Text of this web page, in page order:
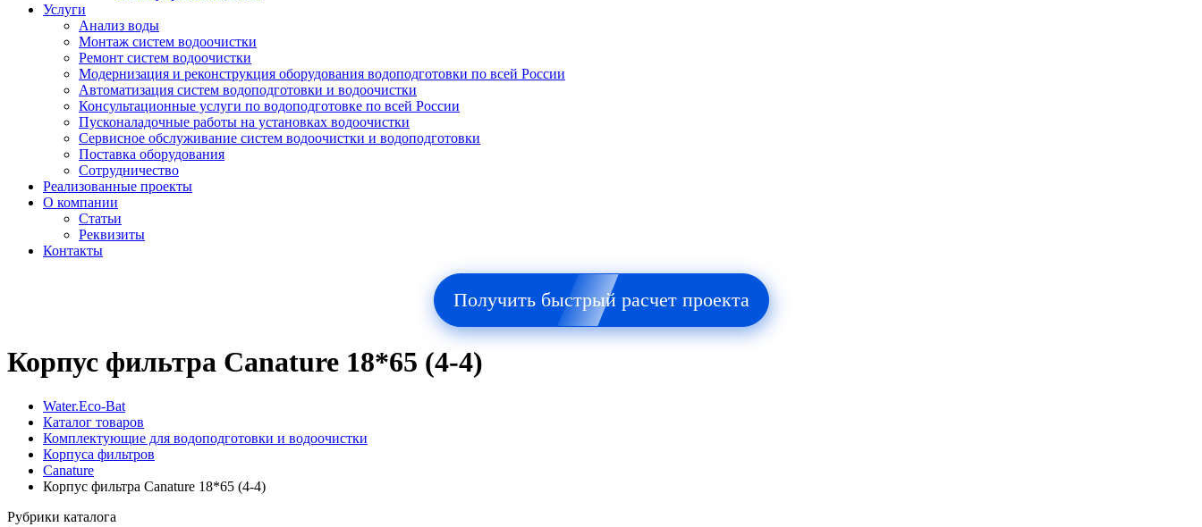
Услуги
Анализ воды
Монтаж систем водоочистки
Ремонт систем водоочистки
Модернизация и реконструкция оборудования водоподготовки по всей России
Автоматизация систем водоподготовки и водоочистки
Консультационные услуги по водоподготовке по всей России
Пусконаладочные работы на установках водоочистки
Сервисное обслуживание систем водоочистки и водоподготовки
Поставка оборудования
Сотрудничество
Реализованные проекты
О компании
Cтатьи
Реквизиты
Контакты
Получить быстрый расчет проекта
Корпус фильтра Canature 18*65 (4-4)
Water.Eco-Bat
Каталог товаров
Комплектующие для водоподготовки и водоочистки
Корпуса фильтров
Canature
Корпус фильтра Canature 18*65 (4-4)
Рубрики каталога